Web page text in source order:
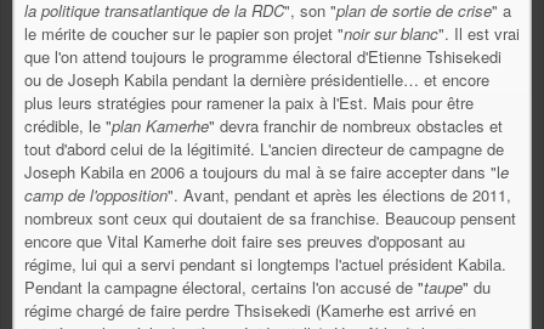
la politique transatlantique de la RDC", son "plan de sortie de crise" a
le mérite de coucher sur le papier son projet "noir sur blanc". Il est vrai
que l'on attend toujours le programme électoral d'Etienne Tshisekedi
ou de Joseph Kabila pendant la dernière présidentielle… et encore
plus leurs stratégies pour ramener la paix à l'Est. Mais pour être
crédible, le "plan Kamerhe" devra franchir de nombreux obstacles et
tout d'abord celui de la légitimité. L'ancien directeur de campagne de
Joseph Kabila en 2006 a toujours du mal à se faire accepter dans "le
camp de l'opposition". Avant, pendant et après les élections de 2011,
nombreux sont ceux qui doutaient de sa franchise. Beaucoup pensent
encore que Vital Kamerhe doit faire ses preuves d'opposant au
régime, lui qui a servi pendant si longtemps l'actuel président Kabila.
Pendant la campagne électoral, certains l'on accusé de "taupe" du
régime chargé de faire perdre Thsisekedi (Kamerhe est arrivé en